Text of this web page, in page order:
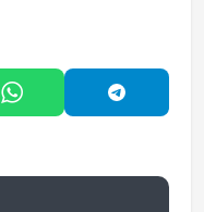
WhatsApp'ta Paylaş